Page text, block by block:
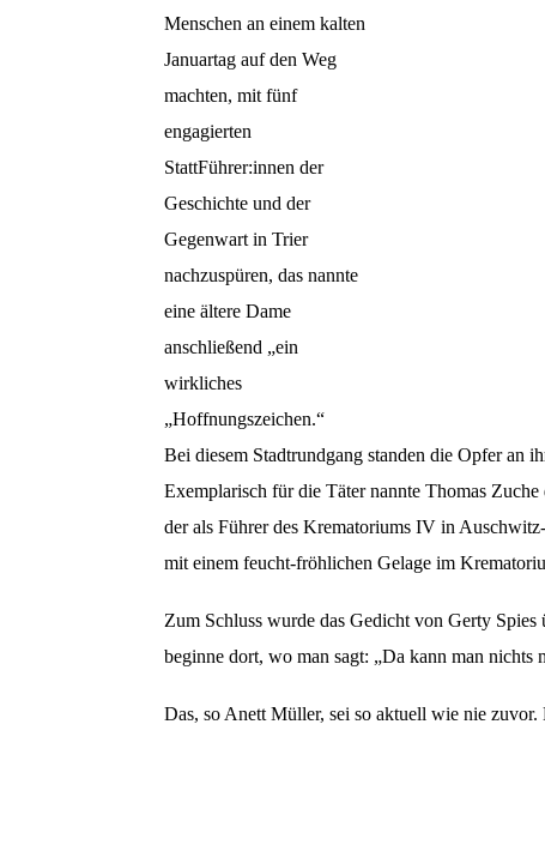
Menschen an einem kalten
Januartag auf den Weg
machten, mit fünf
engagierten
StattFührer:innen der
Geschichte und der
Gegenwart in Trier
nachzuspüren, das nannte
eine ältere Dame
anschließend „ein
wirkliches
„Hoffnungszeichen.“
Bei diesem Stadtrundgang standen die Opfer an
Exemplarisch für die Täter nannte Thomas
der als Führer des Krematoriums IV in
mit einem feucht-fröhlichen Gelage im
Zum Schluss wurde das Gedicht von Gerty
beginne dort, wo man sagt: „Da kann man nichts
Das, so Anett Müller, sei so aktuell wie nie